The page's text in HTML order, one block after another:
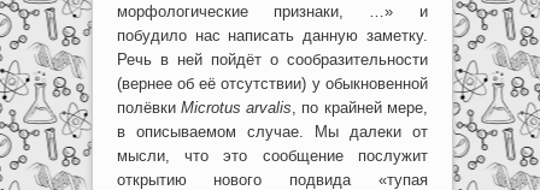
морфологические признаки, …» и
побудило нас написать данную заметку.
Речь в ней пойдёт о сообразительности
(вернее об её отсутствии) у обыкновенной
полёвкиMicrotus arvalis , по крайней мере,
в описываемом случае. Мы далеки от
мысли, что это сообщение послужит
открытию нового подвида «тупая